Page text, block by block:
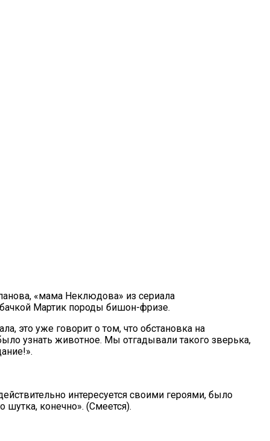
«мама Неклюдова» из сериала
Мартик породы бишон-фризе.
это уже говорит о том, что обстановка на
узнать животное. Мы отгадывали такого зверька,
интересуется своими героями, было
конечно». (Смеется).